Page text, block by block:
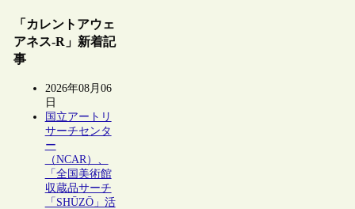
「カレントアウェ
アネス-R」新着記
事
2026年08月06
日
国立アートリ
サーチセンタ
ー
（NCAR）、
「全国美術館
収蔵品サーチ
「SHŪZŌ」活